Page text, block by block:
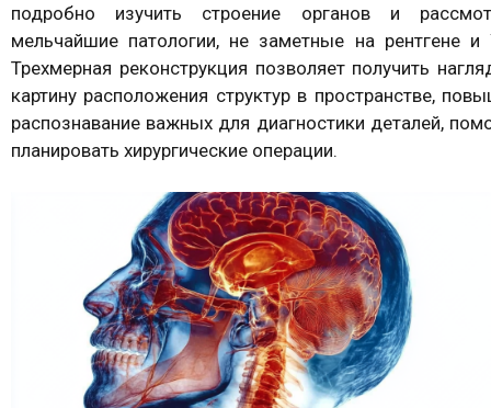
подробно изучить строение органов и
мельчайшие патологии, не заметные на рентгене
Трехмерная реконструкция позволяет получить
картину расположения структур в пространстве,
распознавание важных для диагностики деталей,
планировать хирургические операции.